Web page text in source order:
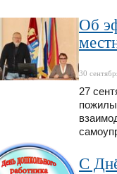
Об
30
27
С